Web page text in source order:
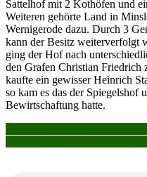
Sattelhof mit 2 Kothöfen und
Weiteren gehörte Land in
Wernigerode dazu. Durch 3
kann der Besitz weiterverfolgt
ging der Hof nach
den Grafen Christian Friedrich
kaufte ein gewisser Heinrich
so kam es das der Spiegelshof
Bewirtschaftung hatte.
Beitragsnavigation